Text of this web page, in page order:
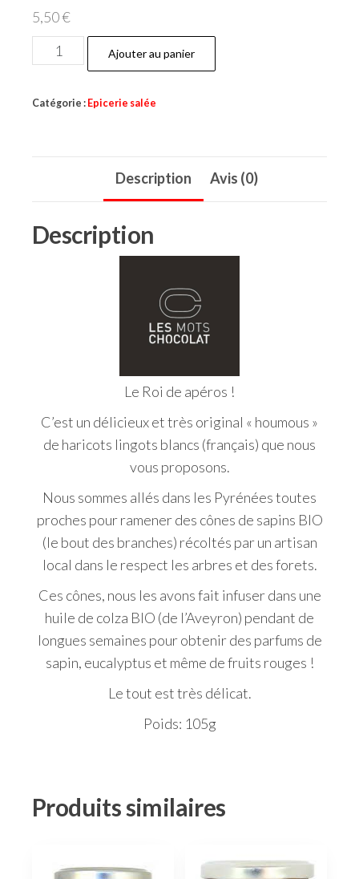
5,50€
quantité
de
"Mon
Ajouter au panier
Catégorie : Epicerie salée
Description Avis (0)
Description
Le Roi de apéros !
C’est un délicieux et très original « houmous »
de haricots lingots blancs (français) que nous
vous proposons.
Nous sommes allés dans les Pyrénées toutes
proches pour ramener des cônes de sapins BIO
(le bout des branches) récoltés par un artisan
local dans le respect les arbres et des forets.
Ces cônes, nous les avons fait infuser dans une
huile de colza BIO (de l’Aveyron) pendant de
longues semaines pour obtenir des parfums de
sapin, eucalyptus et même de fruits rouges !
Le tout est très délicat.
Poids: 105g
Produits similaires